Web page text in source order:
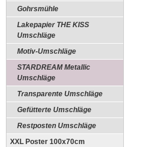
Gohrsmühle
Lakepapier THE KISS
Umschläge
Motiv-Umschläge
STARDREAM Metallic
Umschläge
Transparente Umschläge
Gefütterte Umschläge
Restposten Umschläge
XXL Poster 100x70cm